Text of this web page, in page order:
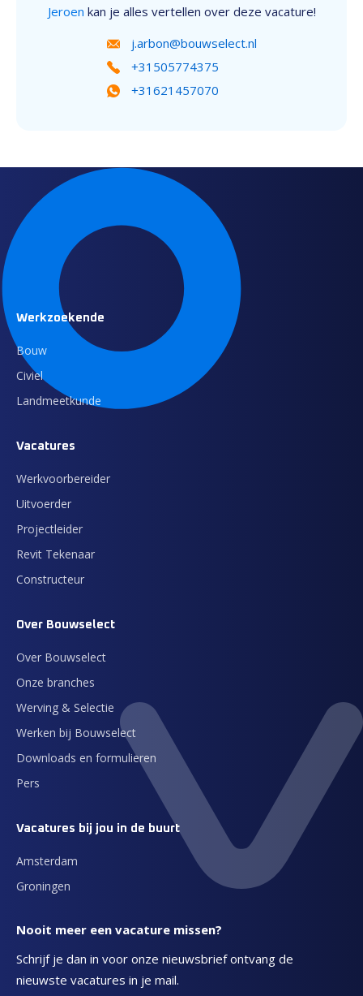
Jeroen kan je alles vertellen over deze vacature!
j.arbon@bouwselect.nl
+31505774375
+31621457070
Werkzoekende
Bouw
Civiel
Landmeetkunde
Vacatures
Werkvoorbereider
Uitvoerder
Projectleider
Revit Tekenaar
Constructeur
Over Bouwselect
Over Bouwselect
Onze branches
Werving & Selectie
Werken bij Bouwselect
Downloads en formulieren
Pers
Vacatures bij jou in de buurt
Amsterdam
Groningen
Nooit meer een vacature missen?
Schrijf je dan in voor onze nieuwsbrief ontvang de
nieuwste vacatures in je mail.